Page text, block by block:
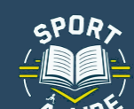
contenu